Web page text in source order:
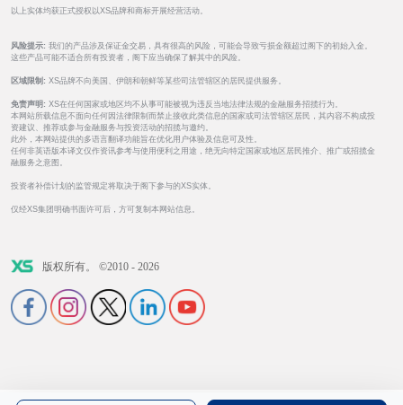
以上实体均获正式授权以XS品牌和商标开展经营活动。
风险提示: 我们的产品涉及保证金交易，具有很高的风险，可能会导致亏损金额超过阁下的初始入金。
这些产品可能不适合所有投资者，阁下应当确保了解其中的风险。
区域限制: XS品牌不向美国、伊朗和朝鲜等某些司法管辖区的居民提供服务。
免责声明: XS在任何国家或地区均不从事可能被视为违反当地法律法规的金融服务招揽行为。
本网站所载信息不面向任何因法律限制而禁止接收此类信息的国家或司法管辖区居民，其内容不构成投
资建议、推荐或参与金融服务与投资活动的招揽与邀约。
此外，本网站提供的多语言翻译功能旨在优化用户体验及信息可及性。
任何非英语版本译文仅作资讯参考与使用便利之用途，绝无向特定国家或地区居民推介、推广或招揽金
融服务之意图。
投资者补偿计划的监管规定将取决于阁下参与的XS实体。
仅经XS集团明确书面许可后，方可复制本网站信息。
版权所有。 ©2010 - 2026